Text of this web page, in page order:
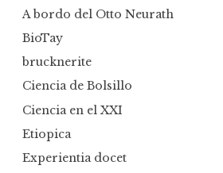
A bordo del Otto Neurath
BioTay
brucknerite
Ciencia de Bolsillo
Ciencia en el XXI
Etiopica
Experientia docet